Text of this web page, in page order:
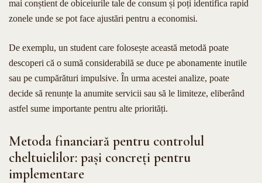
mai conștient de obiceiurile tale de consum și poți identifica rapid
zonele unde se pot face ajustări pentru a economisi.
De exemplu, un student care folosește această metodă poate
descoperi că o sumă considerabilă se duce pe abonamente inutile
sau pe cumpărături impulsive. În urma acestei analize, poate
decide să renunțe la anumite servicii sau să le limiteze, eliberând
astfel sume importante pentru alte priorități.
Metoda financiară pentru controlul
cheltuielilor: pași concreți pentru
implementare